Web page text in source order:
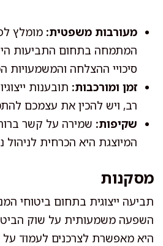
מעורבות משפטית: מומלץ
המתמחה בתחום התביעות
סיכויי ההצלחה והמשמעויות
זמן ומורכבות: תובענות
רב, ויש להכין את עצמכם
שקיפות: שמירה על קשר
המיוצגת היא הכרחית לניהול
מסקנות
תביעה ייצוגית בתחום ביטוחי
השפעה משמעותית על שוק
היא מאפשרת לצרכנים לעמוד על